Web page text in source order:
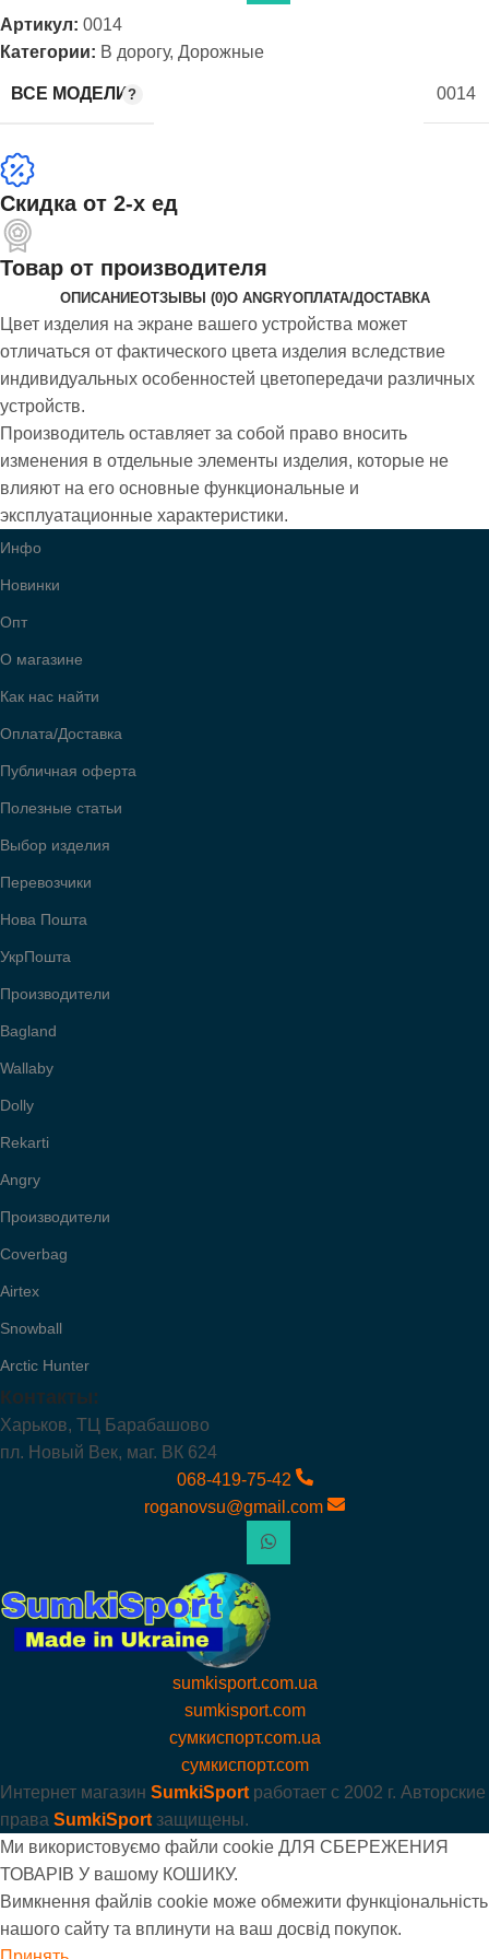
Артикул: 0014
Категории: В дорогу, Дорожные
ВСЕ МОДЕЛИ 0014
Скидка от 2-х ед
Товар от производителя
ОПИСАНИЕОТЗЫВЫ (0)О ANGRYОПЛАТА/ДОСТАВКА
Цвет изделия на экране вашего устройства может
отличаться от фактического цвета изделия вследствие
индивидуальных особенностей цветопередачи различных
устройств.
Производитель оставляет за собой право вносить
изменения в отдельные элементы изделия, которые не
влияют на его основные функциональные и
эксплуатационные характеристики.
Инфо
Новинки
Опт
О магазине
Как нас найти
Оплата/Доставка
Публичная оферта
Полезные статьи
Выбор изделия
Перевозчики
Нова Пошта
УкрПошта
Производители
Bagland
Wallaby
Dolly
Rekarti
Angry
Производители
Coverbag
Airtex
Snowball
Arctic Hunter
Контакты:
Харьков, ТЦ Барабашово
пл. Новый Век, маг. ВК 624
068-419-75-42
roganovsu@gmail.com
sumkisport.com.ua
sumkisport.com
сумкиспорт.com.ua
сумкиспорт.com
Интернет магазин SumkiSport работает с 2002 г. Авторские
права SumkiSport защищены.
Ми використовуємо файли cookie ДЛЯ СБЕРЕЖЕНИЯ
ТОВАРІВ У вашому КОШИКУ.
Вимкнення файлів cookie може обмежити функціональність
нашого сайту та вплинути на ваш досвід покупок.